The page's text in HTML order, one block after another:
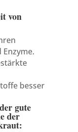
von
besser
gute
der